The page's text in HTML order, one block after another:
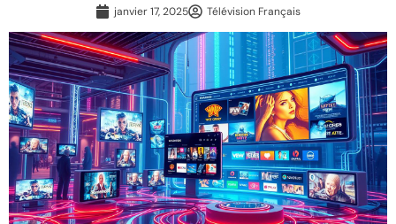
janvier 17, 2025 Télévision Français